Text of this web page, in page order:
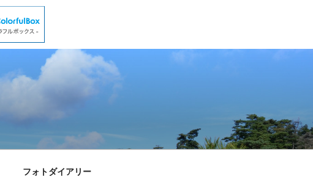
フォトダイアリー